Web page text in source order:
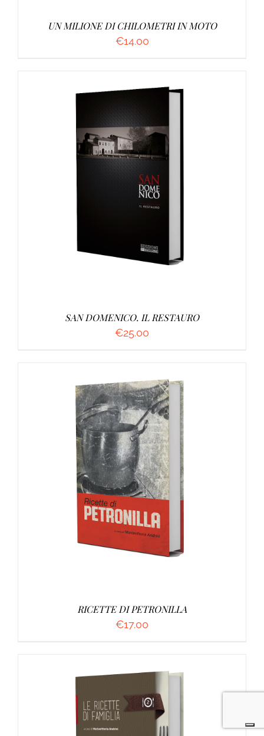
UN MILIONE DI CHILOMETRI IN MOTO
€14.00
AGGIUNGI AL CARRELLO /
SAN DOMENICO. IL RESTAURO
€25.00
DETTAGLI
RICETTE DI PETRONILLA
€17.00